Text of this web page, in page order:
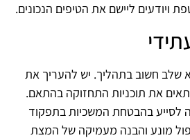
ויודעים ליישם את הטיפים הנכונים.
שלב חשוב בתהליך. יש להעריך את
את תוכניות התחזוקה בהתאם.
לסייע בהבטחת המשכיות בתפקוד
מונע והבנה מעמיקה של המצת